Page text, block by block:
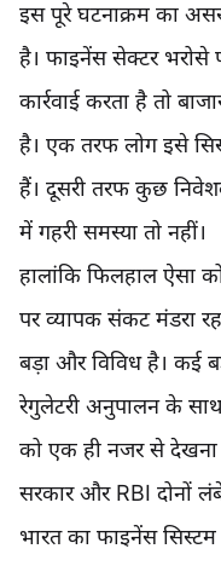
इस पूरे घटनाक्रम का
है। फाइनेंस सेक्टर भरोसे
कार्रवाई करता है तो
है। एक तरफ लोग इसे
हैं। दूसरी तरफ कुछ
में गहरी समस्या तो नहीं।
हालांकि फिलहाल ऐसा
पर व्यापक संकट मंडरा
बड़ा और विविध है। कई
रेगुलेटरी अनुपालन के
को एक ही नजर से देखना
सरकार और RBI दोनों
भारत का फाइनेंस सिस्टम